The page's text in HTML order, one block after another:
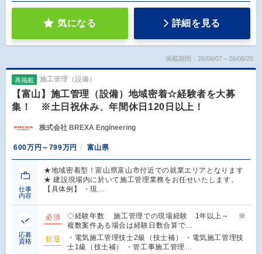
気になる 詳細を見る
掲載期間：26/08/07～26/08/20
再掲載 施工管理（設備）
【富山】施工管理（設備）地域密着☆経験者を大募
集！ ※土日祝休み、年間休日120日以上！
株式会社 BREXA Engineering
600万円～799万円 富山県
仕事
内容
★地域密着型！富山県富山市付近での就業エリアとなります
★ 建設現場内に於いて施工管理業務をお任せいたします。
【具体例】 ・現…
応募
資格
必須
◇経験年数 施工管理での現場経験 1年以上～ ※
複数案件ある場合は経験日数合算で…
歓迎
・電気施工管理技士2級（技士補） ・電気施工管理技
士1級（技士補） ・管工事施工管理…